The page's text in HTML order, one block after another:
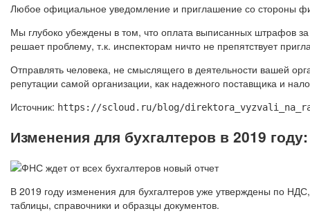
Любое официальное уведомление и приглашение со стороны
Мы глубоко убеждены в том, что оплата выписанных штрафов
решает проблему, т.к. инспекторам ничто не препятствует
Отправлять человека, не смыслящего в деятельности вашей
репутации самой организации, как надежного поставщика и
Источник: https://scloud.ru/blog/
Изменения для бухгалтеров в 2019
В 2019 году изменения для бухгалтеров уже утверждены по
таблицы, справочники и образцы документов.